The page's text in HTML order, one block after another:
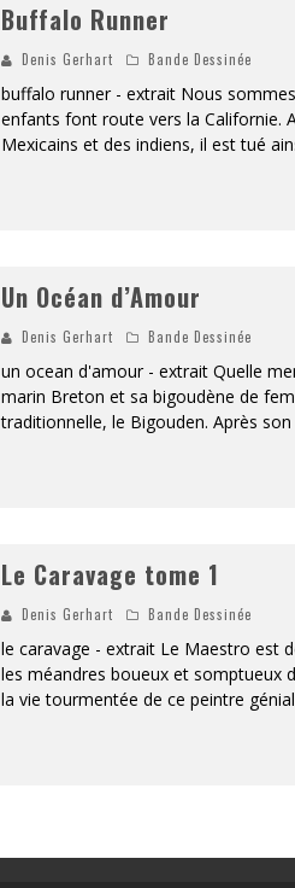
Buffalo Runner
Denis Gerhart Bande Dessinée
buffalo runner - extrait Nous
enfants font route vers la Californie.
Mexicains et des indiens, il est tué
Un Océan d’Amour
Denis Gerhart Bande Dessinée
un ocean d'amour - extrait Quelle
marin Breton et sa bigoudène de
traditionnelle, le Bigouden. Après
Le Caravage tome 1
Denis Gerhart Bande Dessinée
le caravage - extrait Le Maestro est
les méandres boueux et somptueux
la vie tourmentée de ce peintre